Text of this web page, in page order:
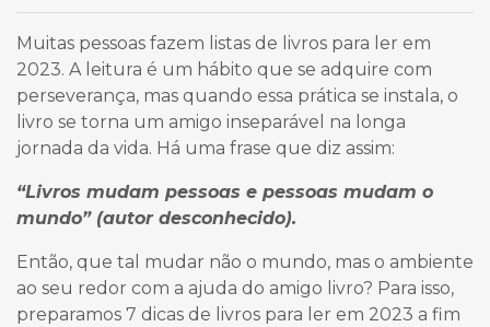
Muitas pessoas fazem listas de livros para ler em
2023. A leitura é um hábito que se adquire com
perseverança, mas quando essa prática se instala, o
livro se torna um amigo inseparável na longa
jornada da vida. Há uma frase que diz assim:
“Livros mudam pessoas e pessoas mudam o
mundo” (autor desconhecido).
Então, que tal mudar não o mundo, mas o ambiente
ao seu redor com a ajuda do amigo livro? Para isso,
preparamos 7 dicas de livros para ler em 2023 a fim